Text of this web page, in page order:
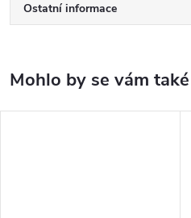
Ostatní informace